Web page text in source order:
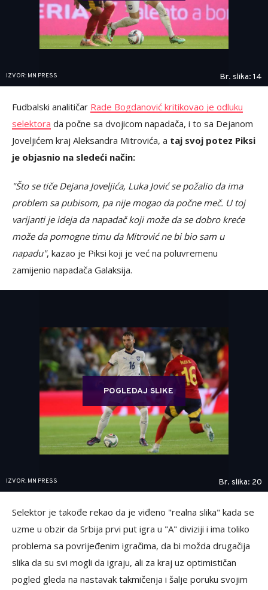
IZVOR: MN PRESS Br. slika: 14
Fudbalski analitičar Rade Bogdanović kritikovao je odluku
selektora da počne sa dvojicom napadača, i to sa Dejanom
Joveljićem kraj Aleksandra Mitrovića, a taj svoj potez Piksi
je objasnio na sledeći način:
"Što se tiče Dejana Joveljića, Luka Jović se požalio da ima
problem sa pubisom, pa nije mogao da počne meč. U toj
varijanti je ideja da napadač koji može da se dobro kreće
može da pomogne timu da Mitrović ne bi bio sam u
napadu", kazao je Piksi koji je već na poluvremenu
zamijenio napadača Galaksija.
POGLEDAJ SLIKE
IZVOR: MN PRESS Br. slika: 20
Selektor je takođe rekao da je viđeno "realna slika" kada se
uzme u obzir da Srbija prvi put igra u "A" diviziji i ima toliko
problema sa povrijeđenim igračima, da bi možda drugačija
slika da su svi mogli da igraju, ali za kraj uz optimističan
pogled gleda na nastavak takmičenja i šalje poruku svojim